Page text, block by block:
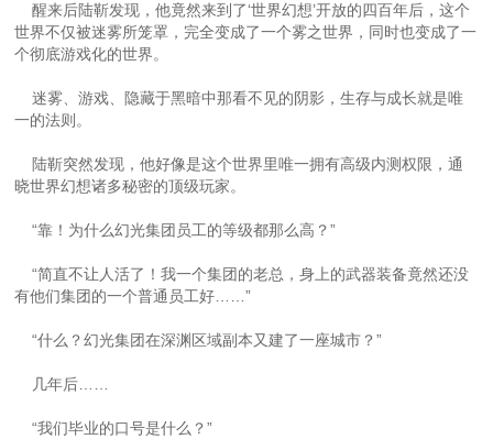
醒来后陆靳发现，他竟然来到了‘世界幻想’开放的四百年后，这个
世界不仅被迷雾所笼罩，完全变成了一个雾之世界，同时也变成了一
个彻底游戏化的世界。
迷雾、游戏、隐藏于黑暗中那看不见的阴影，生存与成长就是唯
一的法则。
陆靳突然发现，他好像是这个世界里唯一拥有高级内测权限，通
晓世界幻想诸多秘密的顶级玩家。
“靠！为什么幻光集团员工的等级都那么高？”
“简直不让人活了！我一个集团的老总，身上的武器装备竟然还没
有他们集团的一个普通员工好……”
“什么？幻光集团在深渊区域副本又建了一座城市？”
几年后……
“我们毕业的口号是什么？”